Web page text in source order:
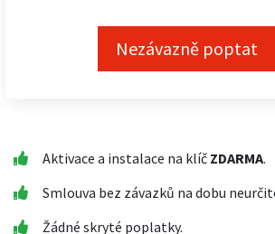
Nezávazně poptat
Aktivace a instalace na klíč ZDARMA.
Smlouva bez závazků na dobu
Žádné skryté poplatky.